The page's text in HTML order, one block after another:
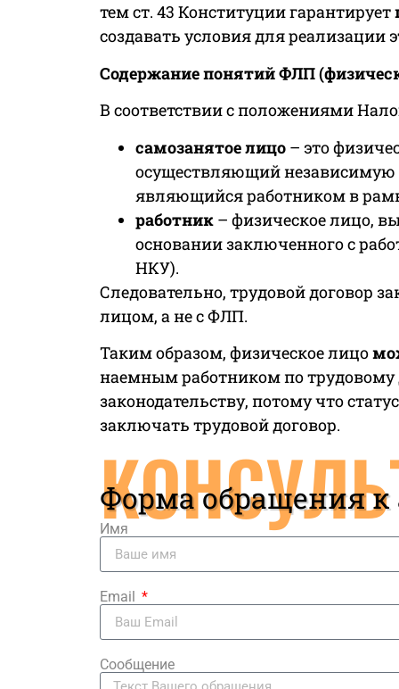
тем ст. 43 Конституции гарантирует
создавать условия для реализации
Содержание понятий ФЛП
В соответствии с положениями
самозанятое лицо – это
осуществляющий независимую
являющийся работником в
работник – физическое лицо,
основании заключенного с
НКУ).
Следовательно, трудовой договор
лицом, а не с ФЛП.
Таким образом, физическое лицо
наемным работником по трудовому
законодательству, потому что
заключать трудовой договор.
Форма обращения к
Имя
Email
Сообщение